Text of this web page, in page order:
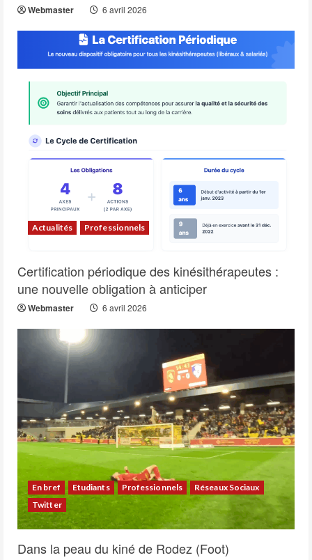
Webmaster 6 avril 2026
Actualités Professionnels
Certification périodique des kinésithérapeutes :
une nouvelle obligation à anticiper
Webmaster 6 avril 2026
En bref Etudiants Professionnels
Réseaux Sociaux
Twitter
Dans la peau du kiné de Rodez (Foot)